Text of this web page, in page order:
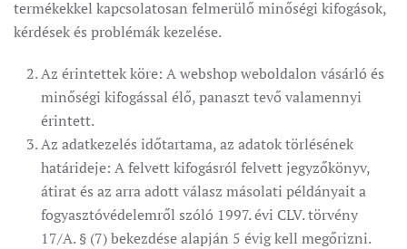
termékekkel kapcsolatosan felmerülő minőségi kifogások,
kérdések és problémák kezelése.
Az érintettek köre: A webshop weboldalon vásárló és
minőségi kifogással élő, panaszt tevő valamennyi
érintett.
Az adatkezelés időtartama, az adatok törlésének
határideje: A felvett kifogásról felvett jegyzőkönyv,
átirat és az arra adott válasz másolati példányait a
fogyasztóvédelemről szóló 1997. évi CLV. törvény
17/A. § (7) bekezdése alapján 5 évig kell megőrizni.